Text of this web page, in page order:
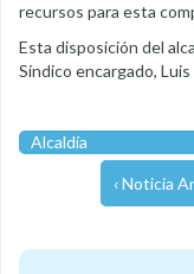
recursos para esta
Esta disposición del
Síndico encargado,
Alcaldía
‹ Noticia